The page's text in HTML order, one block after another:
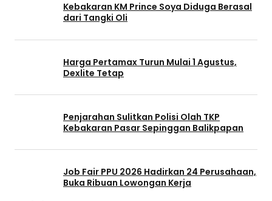
Kebakaran KM Prince Soya Diduga Berasal
dari Tangki Oli
Harga Pertamax Turun Mulai 1 Agustus,
Dexlite Tetap
Penjarahan Sulitkan Polisi Olah TKP
Kebakaran Pasar Sepinggan Balikpapan
Job Fair PPU 2026 Hadirkan 24 Perusahaan,
Buka Ribuan Lowongan Kerja